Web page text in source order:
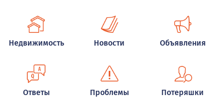
Недвижимость Новости Объявления
Ответы Проблемы Потеряшки